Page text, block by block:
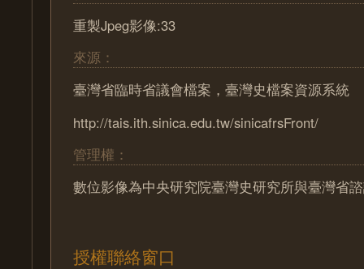
重製Jpeg影像:33
來源：
臺灣省臨時省議會檔案，臺灣史檔案資源系統
http://tais.ith.sinica.edu.tw/sinicafrsFront/
管理權：
數位影像為中央研究院臺灣史研究所與臺灣省
授權聯絡窗口